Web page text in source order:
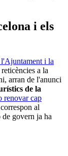
i els
i la
a la
arran de l'anunci
de la
renovar cap
al
de govern ja ha